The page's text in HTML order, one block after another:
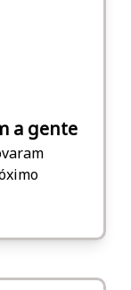
a gente